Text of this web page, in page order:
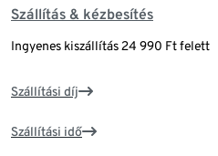
Szállítás & kézbesítés
Ingyenes kiszállítás 24 990 Ft felett
Szállítási díj
Szállítási idő